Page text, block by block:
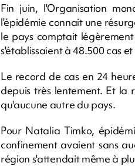
Fin juin, l'Organisation
l'épidémie connait une
le pays comptait
s'établissaient à 48.500 cas
Le record de cas en 24
depuis très lentement. Et la
qu'aucune autre du pays.
Pour Natalia Timko,
confinement avaient sans
région s'attendait même à